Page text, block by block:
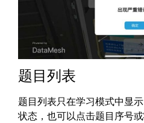
题目列表
题目列表只在学习模式中显
状态，也可以点击题目序号